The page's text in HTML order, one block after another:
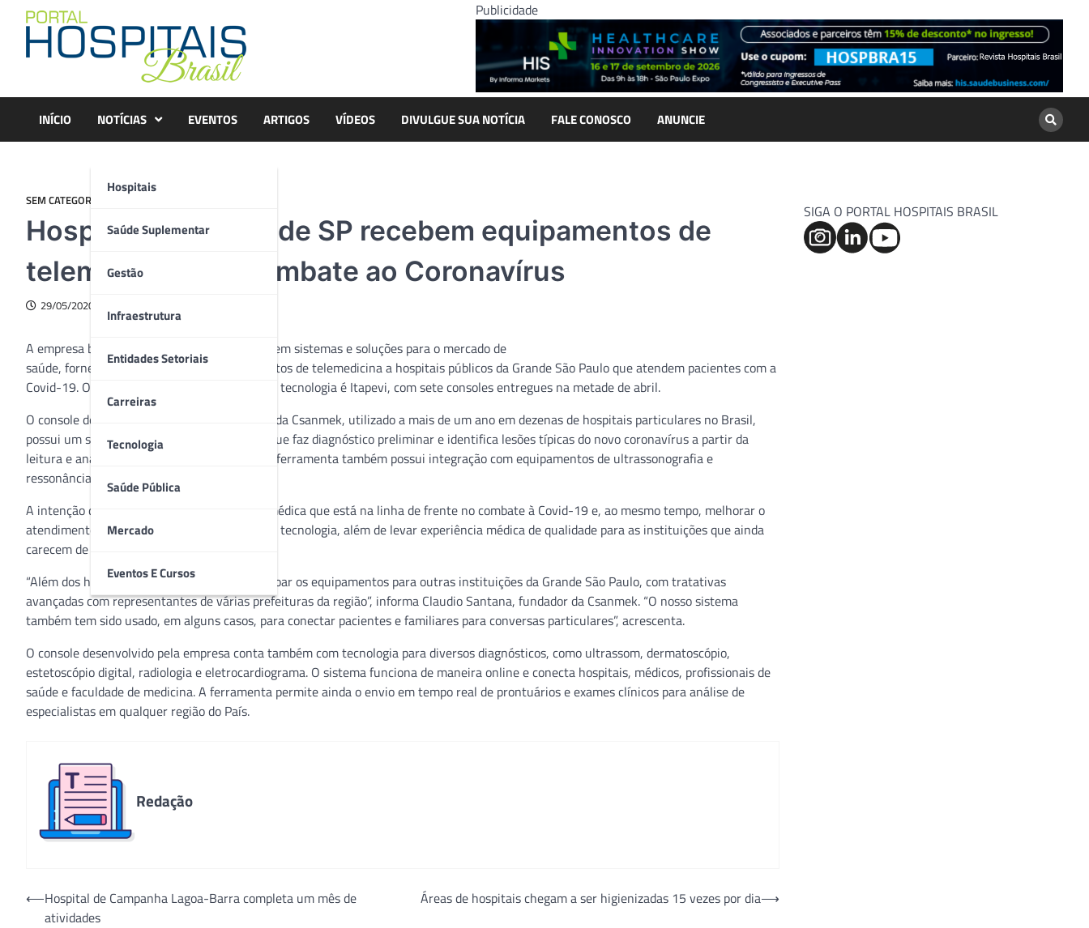
content
Publicidade
INÍCIO NOTÍCIAS
Hospitais
Saúde Suplementar
Gestão
Infraestrutura
Entidades Setoriais
Carreiras
Tecnologia
Saúde Pública
Mercado
Eventos E Cursos
EVENTOS ARTIGOS VÍDEOS DIVULGUE SUA NOTÍCIA FALE CONOSCO ANUNCIE
SEM CATEGORIA
Hospitais públicos de SP recebem equipamentos de
telemedicina no combate ao Coronavírus
29/05/2020
A empresa brasileira Csanmek, especializada em sistemas e soluções para o mercado de
saúde, fornece gratuitamente dez equipamentos de telemedicina a hospitais públicos da Grande São Paulo que atendem pacientes com a
Covid-19. O primeiro município que recebeu a tecnologia é Itapevi, com sete consoles entregues na metade de abril.
O console de consulta e atendimento remoto da Csanmek, utilizado a mais de um ano em dezenas de hospitais particulares no Brasil,
possui um software de inteligência artificial que faz diagnóstico preliminar e identifica lesões típicas do novo coronavírus a partir da
leitura e análise de imagens de tomografia. A ferramenta também possui integração com equipamentos de ultrassonografia e
ressonância magnética.
A intenção da Csanmek é proteger a equipe médica que está na linha de frente no combate à Covid-19 e, ao mesmo tempo, melhorar o
atendimento dos casos da doença por meio da tecnologia, além de levar experiência médica de qualidade para as instituições que ainda
carecem de equipamentos mais modernos.
“Além dos hospitais de Itapevi, ainda vamos doar os equipamentos para outras instituições da Grande São Paulo, com tratativas
avançadas com representantes de várias prefeituras da região”, informa Claudio Santana, fundador da Csanmek. “O nosso sistema
também tem sido usado, em alguns casos, para conectar pacientes e familiares para conversas particulares”, acrescenta.
O console desenvolvido pela empresa conta também com tecnologia para diversos diagnósticos, como ultrassom, dermatoscópio,
estetoscópio digital, radiologia e eletrocardiograma. O sistema funciona de maneira online e conecta hospitais, médicos, profissionais de
saúde e faculdade de medicina. A ferramenta permite ainda o envio em tempo real de prontuários e exames clínicos para análise de
especialistas em qualquer região do País.
Redação
Navegação
⟵Hospital de Campanha Lagoa-Barra completa um mês de
atividades
Áreas de hospitais chegam a ser higienizadas 15 vezes por dia⟶
SIGA O PORTAL HOSPITAIS BRASIL